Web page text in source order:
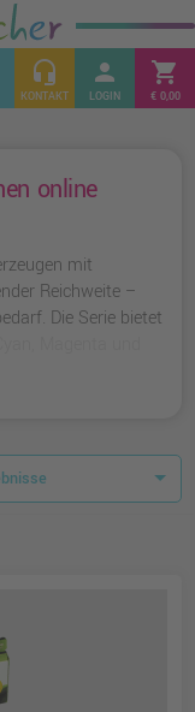
headset_mic
KONTAKT
person
LOGIN
shopping_cart
€ 0,00
online
mit
Reichweite –
Die Serie bietet
Pro X Drucker.
die eine höhere
die perfekte